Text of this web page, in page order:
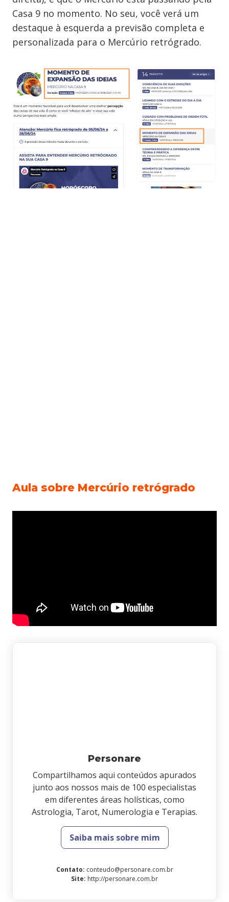
Casa 9 no momento. No seu, você verá um
destaque à esquerda a previsão completa e
personalizada para o Mercúrio retrógrado.
Aula sobre Mercúrio retrógrado
Personare
Compartilhamos aqui conteúdos apurados
junto aos nossos mais de 100 especialistas
em diferentes áreas holísticas, como
Astrologia, Tarot, Numerologia e Terapias.
Saiba mais sobre mim
Contato: conteudo@personare.com.br
Site: http://personare.com.br